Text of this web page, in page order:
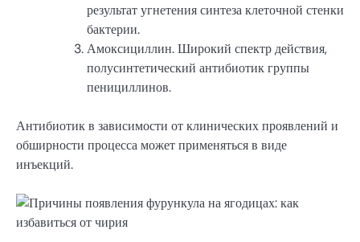
результат угнетения синтеза клеточной стенки
бактерии.
Амоксициллин. Широкий спектр действия,
полусинтетический антибиотик группы
пенициллинов.
Антибиотик в зависимости от клинических проявлений и
обширности процесса может применяться в виде
инъекций.